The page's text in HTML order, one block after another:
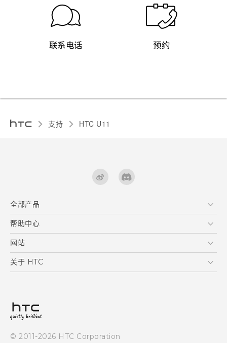
联系电话 预约
支持 HTC U11‎
全部产品
区块链智能手机
VIVE
帮助中心
在线客服
支援与服务
产品保固说明
网站
HTC Dev
关于 HTC
投资人
© 2011-2026 HTC Corporation